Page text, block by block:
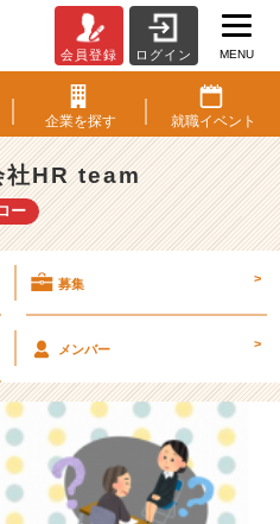
会員登録 ログイン MENU
企業を探す 就職イベント
社HR team
ー
募集 >
メンバー >